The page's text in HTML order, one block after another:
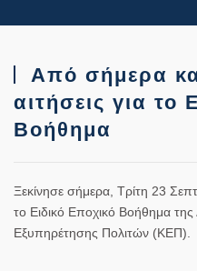
Από σήμερα
αιτήσεις για το
Βοήθημα
Ξεκίνησε σήμερα, Τρίτη 23
το Ειδικό Εποχικό Βοήθημα
Εξυπηρέτησης Πολιτών (ΚΕΠ).